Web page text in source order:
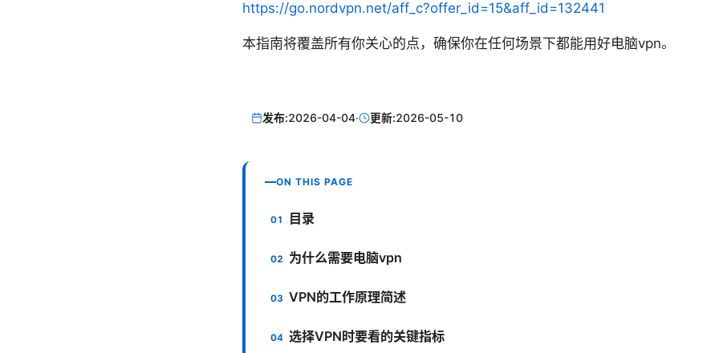
https://go.nordvpn.net/aff_c?offer_id=15&aff_id=132441
本指南将覆盖所有你关心的点，确保你在任何场景下都能用好电脑vpn。
发布:2026-04-04· 更新:2026-05-10
ON THIS PAGE
目录
为什么需要电脑vpn
VPN的工作原理简述
选择VPN时要看的关键指标